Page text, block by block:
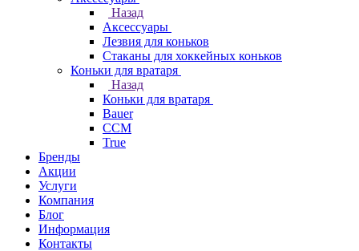
Назад
Аксессуары
Лезвия для коньков
Стаканы для хоккейных коньков
Коньки для вратаря
Назад
Коньки для вратаря
Bauer
CCM
True
Бренды
Акции
Услуги
Компания
Блог
Информация
Контакты